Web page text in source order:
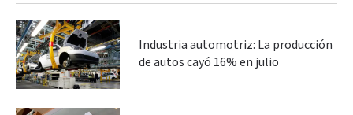
Industria automotriz: La producción
de autos cayó 16% en julio